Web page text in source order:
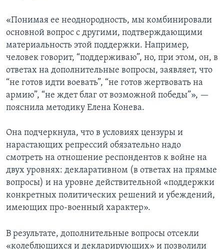
«Понимая ее неоднородность, мы комбинировали
основной вопрос с другими, подтверждающими
материальность этой поддержки. Например,
человек говорит, “поддерживаю”, но, при этом, он, в
ответах на дополнительные вопросы, заявляет, что
“не готов идти воевать”, “не готов жертвовать на
армию”, “не ждет благ от возможной победы”», —
пояснила методику Елена Конева.
Она подчеркнула, что в условиях цензуры и
нарастающих репрессий обязательно надо
смотреть на отношение респондентов к войне на
двух уровнях: декларативном (в ответах на прямые
вопросы) и на уровне действительной «поддержки
конкретных политических решений и убеждений,
имеющих про-военный характер».
В результате, дополнительные вопросы отсекли
«колеблющихся и декларирующих» и позволили